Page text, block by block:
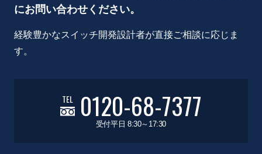
にお問い合わせください。
経験豊かなスイッチ開発設計者が直接ご相談に応じま
す。
TEL 0120-68-7377
受付平日 8:30～17:30